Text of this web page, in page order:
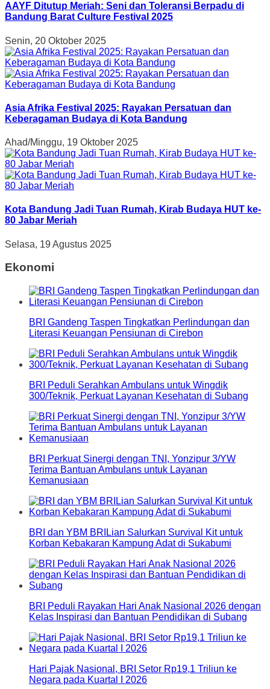
AAYF Ditutup Meriah: Seni dan Toleransi Berpadu di
Bandung Barat Culture Festival 2025
Senin, 20 Oktober 2025
Asia Afrika Festival 2025: Rayakan Persatuan dan
Keberagaman Budaya di Kota Bandung
Ahad/Minggu, 19 Oktober 2025
Kota Bandung Jadi Tuan Rumah, Kirab Budaya HUT ke-
80 Jabar Meriah
Selasa, 19 Agustus 2025
Ekonomi
BRI Gandeng Taspen Tingkatkan Perlindungan dan
Literasi Keuangan Pensiunan di Cirebon
BRI Peduli Serahkan Ambulans untuk Wingdik
300/Teknik, Perkuat Layanan Kesehatan di Subang
BRI Perkuat Sinergi dengan TNI, Yonzipur 3/YW
Terima Bantuan Ambulans untuk Layanan
Kemanusiaan
BRI dan YBM BRILian Salurkan Survival Kit untuk
Korban Kebakaran Kampung Adat di Sukabumi
BRI Peduli Rayakan Hari Anak Nasional 2026 dengan
Kelas Inspirasi dan Bantuan Pendidikan di Subang
Hari Pajak Nasional, BRI Setor Rp19,1 Triliun ke
Negara pada Kuartal I 2026